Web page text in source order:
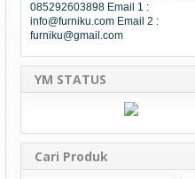
085292603898 Email 1 :
info@furniku.com Email 2 :
furniku@gmail.com
YM STATUS
Cari Produk